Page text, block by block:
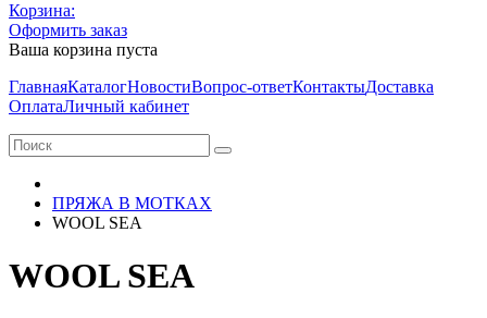
Корзина:
Оформить заказ
Ваша корзина пуста
ГлавнаяКаталогНовостиВопрос-ответКонтактыДоставка
ОплатаЛичный кабинет
ПРЯЖА В МОТКАХ
WOOL SEA
WOOL SEA